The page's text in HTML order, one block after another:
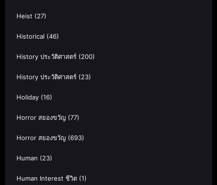
Heist (27)
Historical (46)
History ประวัติศาสตร์ (200)
History ประวัติศาสตร์ (23)
Holiday (16)
Horror สยองขวัญ (77)
Horror สยองขวัญ (693)
Human (23)
Human Interest ชีวิต (1)